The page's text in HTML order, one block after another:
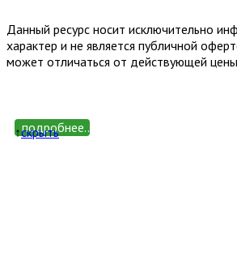
подробнее...
↑cкрыть
Данный ресурс носит исключительно
характер и не является публичной
может отличаться от действующей